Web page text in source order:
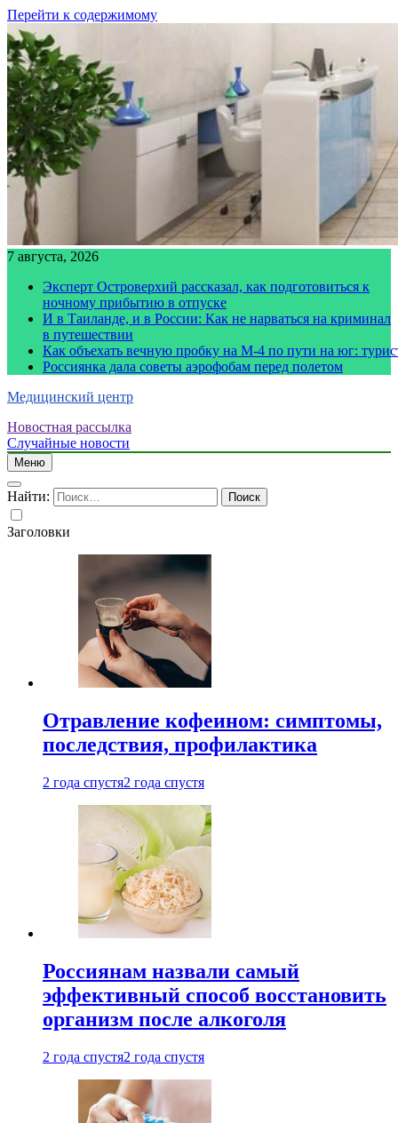
Перейти к содержимому
7 августа, 2026
Эксперт Островерхий рассказал, как подготовиться к
ночному прибытию в отпуске
И в Таиланде, и в России: Как не нарваться на криминал
в путешествии
Как объехать вечную пробку на М-4 по пути на юг:
Россиянка дала советы аэрофобам перед полетом
Медицинский центр
Новостная рассылка
Случайные новости
Меню
Найти:
Заголовки
Отравление кофеином: симптомы,
последствия, профилактика
2 года спустя2 года спустя
Россиянам назвали самый
эффективный способ восстановить
организм после алкоголя
2 года спустя2 года спустя